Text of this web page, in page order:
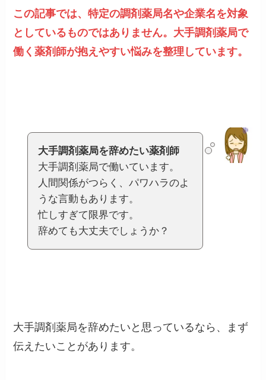
この記事では、特定の調剤薬局名や企業名を対象
としているものではありません。大手調剤薬局で
働く薬剤師が抱えやすい悩みを整理しています。
大手調剤薬局を辞めたい薬剤師
大手調剤薬局で働いています。
人間関係がつらく、パワハラのよ
うな言動もあります。
忙しすぎて限界です。
辞めても大丈夫でしょうか？
大手調剤薬局を辞めたいと思っているなら、まず
伝えたいことがあります。